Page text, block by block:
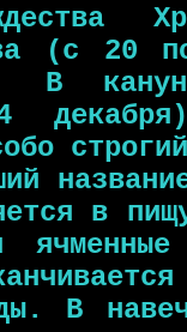
(с 20
В
декабря)
строгий
в
В